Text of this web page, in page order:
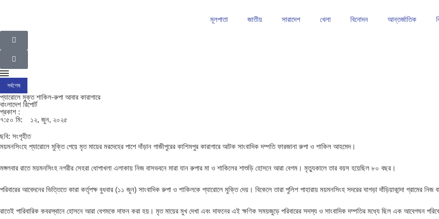
মূলপাতা জাতীয় সারাদেশ খেলা বিনোদন আন্তর্জাতিক
সর্বশেষ
প্যারোলে মুক্ত শাকিল-রুপা আবার কারাগারে
বাংলাদেশ রিপোর্ট
প্রকাশ :
৭:৫০ মি:
১২, জুন, ২০২৫
ছবি: সংগৃহীত
ময়মনসিংহে প্যারোলে মুক্তি পেয়ে মৃত মায়ের মরদেহের পাশে দাঁড়ান গাজীপুরের কাশিমপুর কারাগারে আটক সাংবাদিক দম্পতি ফারজানা রুপা ও শাকিল আহমেদ।
মঙ্গলবার রাতে ময়মনসিংহ নগরীর সেহরা ধোপাখলা এলাকায় নিজ বাসভবনে মারা যান রুপার মা ও শাকিলের শাশুড়ি হোসনে আরা বেগম। মৃত্যুকালে তার বয়স হয়েছিল ৮০ বছর।
পরিবারের আবেদনের ভিত্তিতে কারা কর্তৃপক্ষ বুধবার (১১ জুন) সাংবাদিক রুপা ও শাকিলকে প্যারোলে মুক্তি দেয়। বিকেলে তারা পুলিশ পাহারায় ময়মনসিংহ সদরের ঘাগড়া দাঁড়িয়াকান্দা গ্রামের
রাতেই পারিবারিক কবরস্থানে হোসনে আরা বেগমকে দাফন করা হয়। মৃত মায়ের মুখ দেখা এবং দাফনের এই ক্ষণিক সময়জুড়ে পরিবারের সদস্য ও সাংবাদিক দম্পতির মধ্যে ছিল এক আবেগঘন